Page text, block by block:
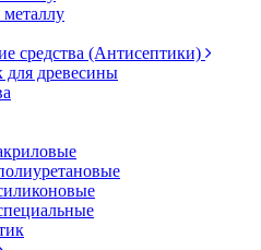
средства (Антисептики)
для древесины